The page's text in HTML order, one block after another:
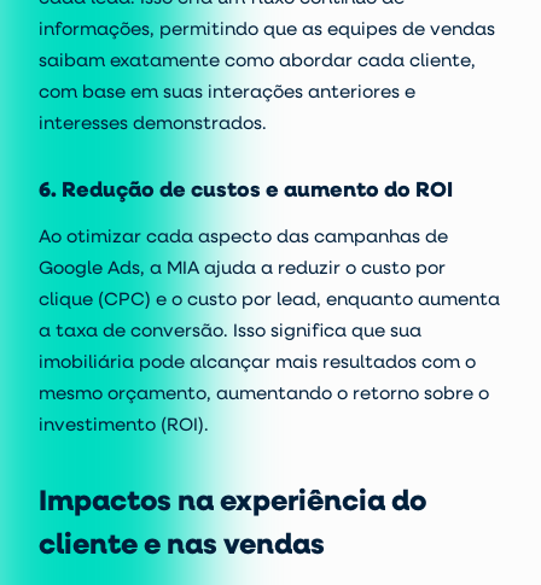
informações, permitindo que as equipes de vendas
saibam exatamente como abordar cada cliente,
com base em suas interações anteriores e
interesses demonstrados.
6. Redução de custos e aumento do ROI
Ao otimizar cada aspecto das campanhas de
Google Ads, a MIA ajuda a reduzir o custo por
clique (CPC) e o custo por lead, enquanto aumenta
a taxa de conversão. Isso significa que sua
imobiliária pode alcançar mais resultados com o
mesmo orçamento, aumentando o retorno sobre o
investimento (ROI).
Impactos na experiência do
cliente e nas vendas